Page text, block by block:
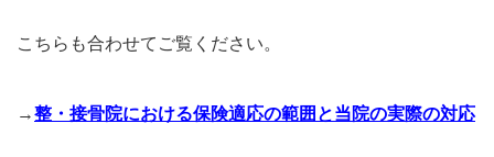
こちらも合わせてご覧ください。
→整・接骨院における保険適応の範囲と当院の実際の対応